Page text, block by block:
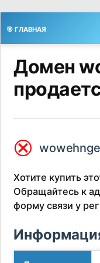
🎯 ГЛАВНАЯ
Домен
⮿
Хотите купить
Обращайтесь к
форму связи у